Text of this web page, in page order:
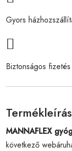
Gyors
Biztonságos
Termékleírás
MANNAFLEX
következő